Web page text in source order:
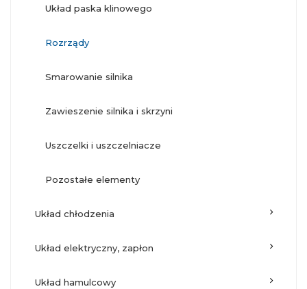
układ paska klinowego
rozrządy
smarowanie silnika
zawieszenie silnika i skrzyni
uszczelki i uszczelniacze
pozostałe elementy
układ chłodzenia
układ elektryczny, zapłon
układ hamulcowy